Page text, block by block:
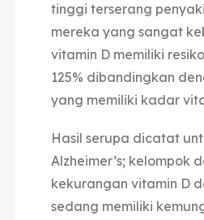
tinggi terserang
mereka yang sangat
vitamin D memiliki
125% dibandingkan
yang memiliki kadar
Hasil serupa dicatat
Alzheimer’s; kelompok
kekurangan vitamin D
sedang memiliki